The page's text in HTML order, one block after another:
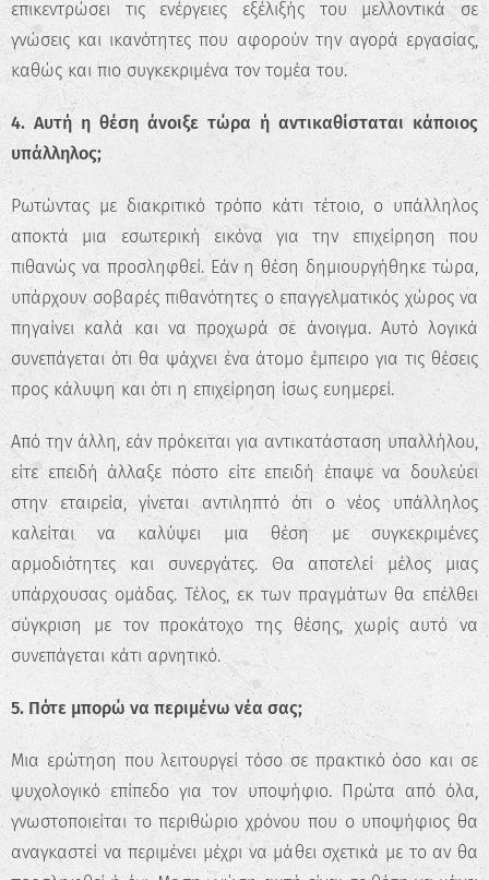
Επαγγελματικού
Προσανατολισμού!
Ανακάλυψε τις πραγματικές σου
δυνατότητες και σχεδίασε την ιδανική
καριέρα.
Ξεκίνα τώρα
επικεντρώσει τις ενέργειες εξέλιξής του μελλοντικά σε
γνώσεις και ικανότητες που αφορούν την αγορά εργασίας,
καθώς και πιο συγκεκριμένα τον τομέα του.
4. Αυτή η θέση άνοιξε τώρα ή αντικαθίσταται κάποιος
υπάλληλος;
Ρωτώντας με διακριτικό τρόπο κάτι τέτοιο, ο υπάλληλος
αποκτά μια εσωτερική εικόνα για την επιχείρηση που
πιθανώς να προσληφθεί. Εάν η θέση δημιουργήθηκε τώρα,
υπάρχουν σοβαρές πιθανότητες ο επαγγελματικός χώρος να
πηγαίνει καλά και να προχωρά σε άνοιγμα. Αυτό λογικά
συνεπάγεται ότι θα ψάχνει ένα άτομο έμπειρο για τις θέσεις
προς κάλυψη και ότι η επιχείρηση ίσως ευημερεί.
Από την άλλη, εάν πρόκειται για αντικατάσταση υπαλλήλου,
είτε επειδή άλλαξε πόστο είτε επειδή έπαψε να δουλεύει
στην εταιρεία, γίνεται αντιληπτό ότι ο νέος υπάλληλος
καλείται να καλύψει μια θέση με συγκεκριμένες
αρμοδιότητες και συνεργάτες. Θα αποτελεί μέλος μιας
υπάρχουσας ομάδας. Τέλος, εκ των πραγμάτων θα επέλθει
σύγκριση με τον προκάτοχο της θέσης, χωρίς αυτό να
συνεπάγεται κάτι αρνητικό.
5. Πότε μπορώ να περιμένω νέα σας;
Μια ερώτηση που λειτουργεί τόσο σε πρακτικό όσο και σε
ψυχολογικό επίπεδο για τον υποψήφιο. Πρώτα από όλα,
γνωστοποιείται το περιθώριο χρόνου που ο υποψήφιος θα
αναγκαστεί να περιμένει μέχρι να μάθει σχετικά με το αν θα